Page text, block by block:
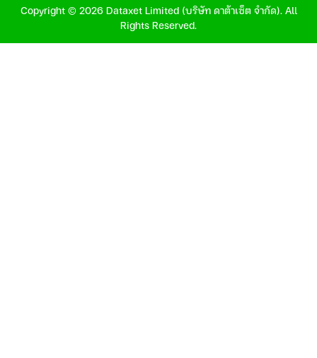
Copyright © 2026 Dataxet Limited (บริษัท ดาต้าเซ็ต จำกัด). All
Rights Reserved.